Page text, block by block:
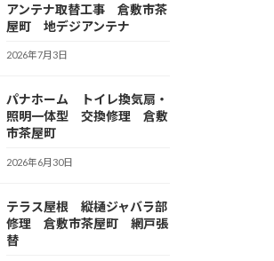
アンテナ取替工事 倉敷市茶
屋町 地デジアンテナ
2026年7月3日
パナホーム トイレ換気扇・
照明一体型 交換修理 倉敷
市茶屋町
2026年6月30日
テラス屋根 縦樋ジャバラ部
修理 倉敷市茶屋町 網戸張
替